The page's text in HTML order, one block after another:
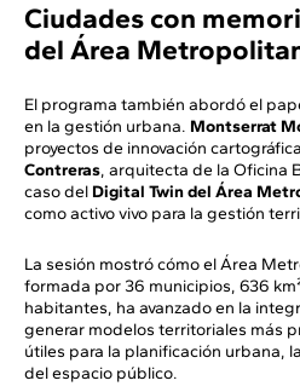
Ciudades con
del Área
El programa también abordó el
en la gestión urbana. Montserrat
proyectos de innovación
Contreras, arquitecta de la Oficina
caso del Digital Twin del Área
como activo vivo para la gestión
La sesión mostró cómo el Área
formada por 36 municipios, 636
habitantes, ha avanzado en la
generar modelos territoriales más
útiles para la planificación urbana,
del espacio público.